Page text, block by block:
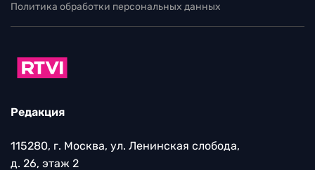
Политика обработки персональных данных
Редакция
115280, г. Москва, ул. Ленинская слобода,
д. 26, этаж 2